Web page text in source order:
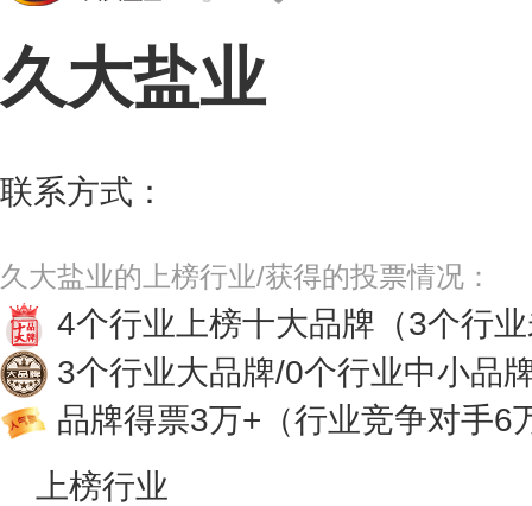
久大盐业
联系方式：
久大盐业的上榜行业/获得的投票情况：
4个行业上榜十大品牌 （3个行
3个行业大品牌/0个行业中小品
品牌得票3万+ （行业竞争对手6
上榜行业